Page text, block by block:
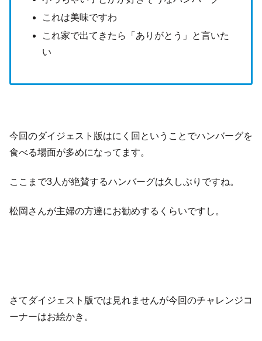
これは美味ですわ
これ家で出てきたら「ありがとう」と言いた
い
今回のダイジェスト版はにく回ということでハンバーグを
食べる場面が多めになってます。
ここまで3人が絶賛するハンバーグは久しぶりですね。
松岡さんが主婦の方達にお勧めするくらいですし。
さてダイジェスト版では見れませんが今回のチャレンジコ
ーナーはお絵かき。